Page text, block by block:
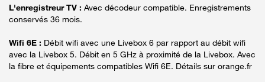
L'enregistreur TV : Avec décodeur compatible. Enregistrements
conservés 36 mois.
Wifi 6E : Débit wifi avec une Livebox 6 par rapport au débit wifi
avec la Livebox 5. Débit en 5 GHz à proximité de la Livebox. Avec
la fibre et équipements compatibles Wifi 6E. Détails sur orange.fr